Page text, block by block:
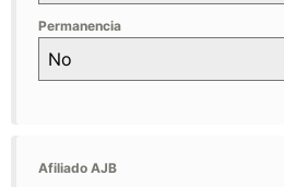
Permanencia
No
Afiliado AJB